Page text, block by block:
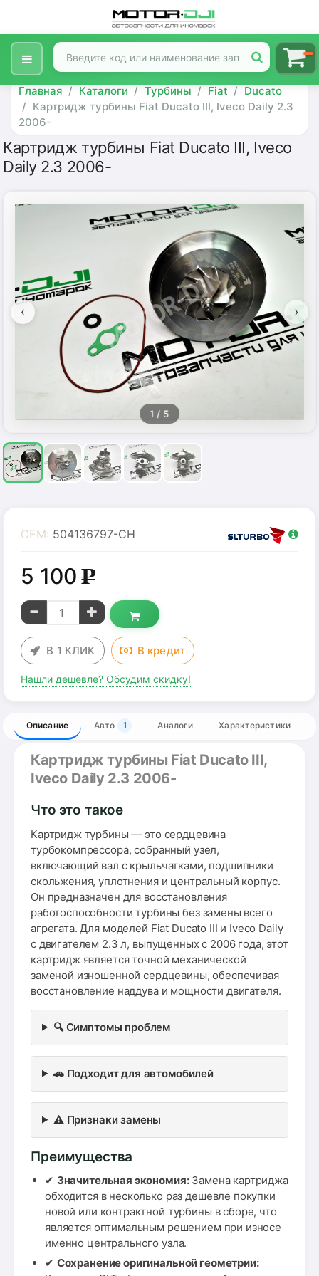
Главная Каталоги Турбины Fiat
Ducato
Картридж турбины Fiat Ducato III, Iveco Daily 2.3
2006-
Картридж турбины Fiat Ducato III, Iveco
Daily 2.3 2006-
1 / 5
‹ ›
OEM: 504136797-CH
5 100g
В 1 КЛИК В кредит
Нашли дешевле? Обсудим скидку!
Описание Авто 1 Аналоги Характеристики
Картридж турбины Fiat Ducato III,
Iveco Daily 2.3 2006-
Что это такое
Картридж турбины — это сердцевина
турбокомпрессора, собранный узел,
включающий вал с крыльчатками, подшипники
скольжения, уплотнения и центральный корпус.
Он предназначен для восстановления
работоспособности турбины без замены всего
агрегата. Для моделей Fiat Ducato III и Iveco Daily
с двигателем 2.3 л, выпущенных с 2006 года, этот
картридж является точной механической
заменой изношенной сердцевины, обеспечивая
восстановление наддува и мощности двигателя.
🔍 Симптомы проблем
🚗 Подходит для автомобилей
⚠️ Признаки замены
Преимущества
✔ Значительная экономия:Замена картриджа
обходится в несколько раз дешевле покупки
новой или контрактной турбины в сборе, что
является оптимальным решением при износе
именно центрального узла.
✔ Сохранение оригинальной геометрии: